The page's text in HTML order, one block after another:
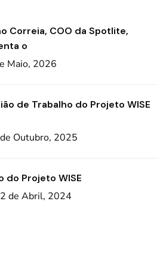
Correia, COO da Spotlite,
o
Maio, 2026
de Trabalho do Projeto WISE
Outubro, 2025
do Projeto WISE
de Abril, 2024